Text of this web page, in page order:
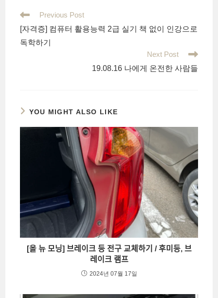
Read
articles
Previous Post
[자격증] 컴퓨터 활용능력 2급 실기 책 없이 인강으로
독학하기
Next Post
19.08.16 나에게 온전한 사람들
YOU MIGHT ALSO LIKE
[올 뉴 모닝] 브레이크 등 전구 교체하기 / 후미등, 브
레이크 램프
2024년 07월 17일